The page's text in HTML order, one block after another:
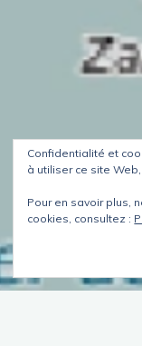
Confidentialité et
à utiliser ce site
Pour en savoir plus,
cookies, consultez :